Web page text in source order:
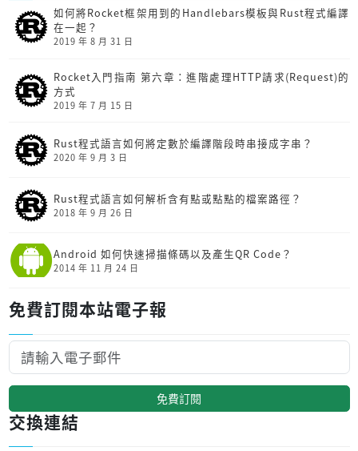
如何將Rocket框架用到的Handlebars模板與Rust程式編譯
在一起？
2019 年 8 月 31 日
Rocket入門指南 第六章：進階處理HTTP請求(Request)的
方式
2019 年 7 月 15 日
Rust程式語言如何將定數於編譯階段時串接成字串？
2020 年 9 月 3 日
Rust程式語言如何解析含有點或點點的檔案路徑？
2018 年 9 月 26 日
Android 如何快速掃描條碼以及產生QR Code？
2014 年 11 月 24 日
免費訂閱本站電子報
免費訂閱
交換連結